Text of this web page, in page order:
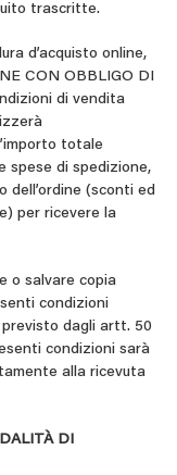
trascritte.
d’acquisto online,
CON OBBLIGO DI
di vendita
totale
spese di spedizione,
dell’ordine (sconti ed
per ricevere la
o salvare copia
condizioni
dagli artt. 50
condizioni sarà
alla ricevuta
DI